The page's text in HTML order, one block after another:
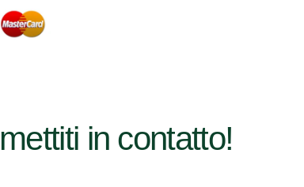
mettiti in contatto!